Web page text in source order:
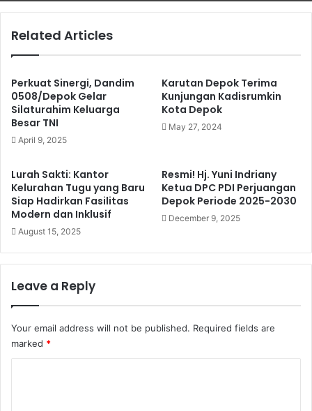
Related Articles
Perkuat Sinergi, Dandim
0508/Depok Gelar
Silaturahim Keluarga
Besar TNI
April 9, 2025
Karutan Depok Terima
Kunjungan Kadisrumkin
Kota Depok
May 27, 2024
Lurah Sakti: Kantor
Kelurahan Tugu yang Baru
Siap Hadirkan Fasilitas
Modern dan Inklusif
August 15, 2025
Resmi! Hj. Yuni Indriany
Ketua DPC PDI Perjuangan
Depok Periode 2025-2030
December 9, 2025
Leave a Reply
Your email address will not be published. Required fields are
marked *